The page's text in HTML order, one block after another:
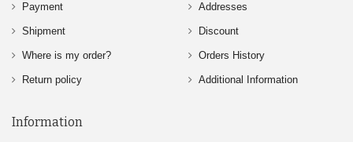
Payment
Shipment
Where is my order?
Return policy
Addresses
Discount
Orders History
Additional Information
Information